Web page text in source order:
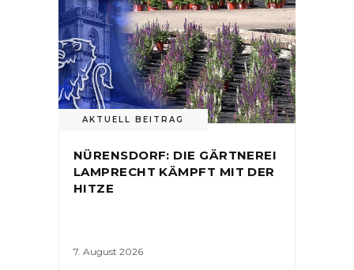
AKTUELL BEITRAG
NÜRENSDORF: DIE GÄRTNEREI
LAMPRECHT KÄMPFT MIT DER
HITZE
7. August 2026